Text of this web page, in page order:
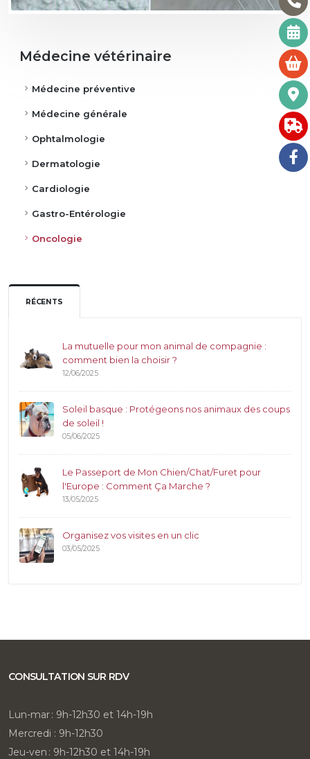
Médecine vétérinaire
Médecine préventive
Médecine générale
Ophtalmologie
Dermatologie
Cardiologie
Gastro-Entérologie
Oncologie
RÉCENTS
La mutuelle pour mon animal de compagnie :
comment bien la choisir ?
12/06/2025
Soleil basque : Protégeons nos animaux des coups
de soleil !
05/06/2025
Le Passeport de Mon Chien/Chat/Furet pour
l'Europe : Comment Ça Marche ?
13/05/2025
Organisez vos visites en un clic
03/05/2025
CONSULTATION SUR RDV
Lun-mar : 9h-12h30 et 14h-19h
Mercredi : 9h-12h30
Jeu-ven : 9h-12h30 et 14h-19h